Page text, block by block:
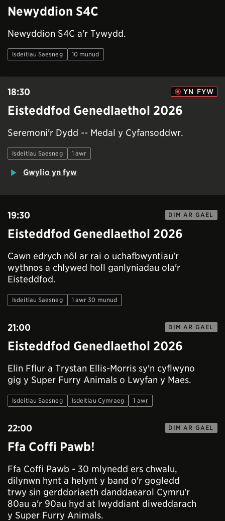
Newyddion S4C
Newyddion S4C a'r Tywydd.
Isdeitlau Saesneg 10 munud
18:30 YN FYW
Eisteddfod Genedlaethol 2026
Seremoni'r Dydd -- Medal y Cyfansoddwr.
Isdeitlau Saesneg 1 awr
Gwylio yn fyw
19:30 DIM AR GAEL
Eisteddfod Genedlaethol 2026
Cawn edrych nôl ar rai o uchafbwyntiau'r
wythnos a chlywed holl ganlyniadau ola'r
Eisteddfod.
Isdeitlau Saesneg 1 awr 30 munud
21:00 DIM AR GAEL
Eisteddfod Genedlaethol 2026
Elin Fflur a Trystan Ellis-Morris sy'n cyflwyno
gig y Super Furry Animals o Lwyfan y Maes.
Isdeitlau Saesneg Isdeitlau Cymraeg 1 awr
22:00 DIM AR GAEL
Ffa Coffi Pawb!
Ffa Coffi Pawb - 30 mlynedd ers chwalu,
dilynwn hynt a helynt y band o'r gogledd
trwy sin gerddoriaeth danddaearol Cymru'r
80au a'r 90au hyd at lwyddiant diweddarach
y Super Furry Animals.